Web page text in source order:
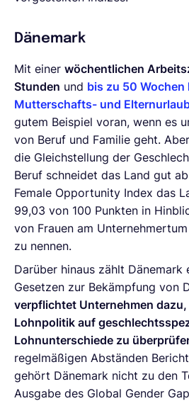
Dänemark
Mit einer wöchentlichen
Stunden und bis zu 50 Wochen
Mutterschafts- und
gutem Beispiel voran, wenn es
von Beruf und Familie geht.
die Gleichstellung der
Beruf schneidet das Land gut
Female Opportunity Index das
99,03 von 100 Punkten in
von Frauen am
zu nennen.
Darüber hinaus zählt Dänemark
Gesetzen zur Bekämpfung von
verpflichtet Unternehmen
Lohnpolitik auf
Lohnunterschiede zu
regelmäßigen Abständen
gehört Dänemark nicht zu den
Ausgabe des Global Gender